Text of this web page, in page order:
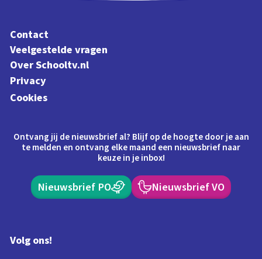
Contact
Veelgestelde vragen
Over Schooltv.nl
Privacy
Cookies
Ontvang jij de nieuwsbrief al? Blijf op de hoogte door je aan
te melden en ontvang elke maand een nieuwsbrief naar
keuze in je inbox!
Nieuwsbrief PO Nieuwsbrief VO
Volg ons!